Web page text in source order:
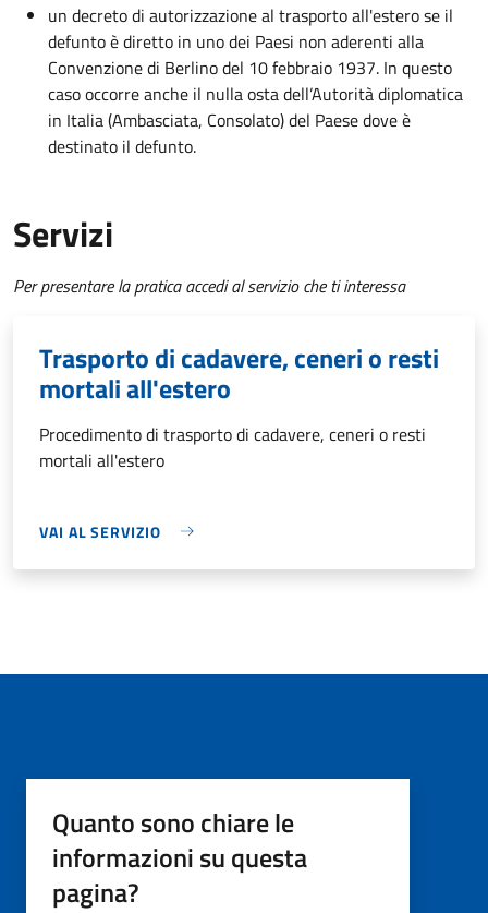
un decreto di autorizzazione al trasporto all'estero se il
defunto è diretto in uno dei Paesi non aderenti alla
Convenzione di Berlino del 10 febbraio 1937. In questo
caso occorre anche il nulla osta dell’Autorità diplomatica
in Italia (Ambasciata, Consolato) del Paese dove è
destinato il defunto.
Servizi
Per presentare la pratica accedi al servizio che ti interessa
Trasporto di cadavere, ceneri o resti
mortali all'estero
Procedimento di trasporto di cadavere, ceneri o resti
mortali all'estero
VAI AL SERVIZIO
Quanto sono chiare le
informazioni su questa
pagina?